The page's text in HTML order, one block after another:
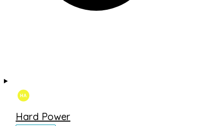
Hard Power